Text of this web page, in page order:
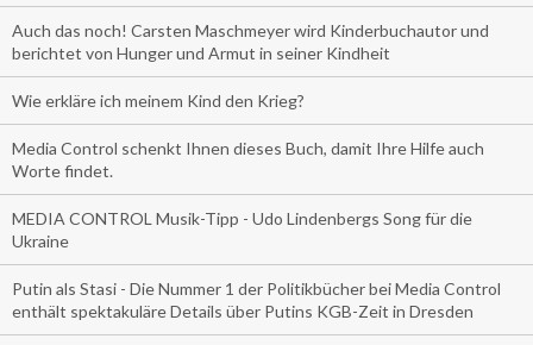
Auch das noch! Carsten Maschmeyer wird Kinderbuchautor und
berichtet von Hunger und Armut in seiner Kindheit
Wie erkläre ich meinem Kind den Krieg?
Media Control schenkt Ihnen dieses Buch, damit Ihre Hilfe auch
Worte findet.
MEDIA CONTROL Musik-Tipp - Udo Lindenbergs Song für die
Ukraine
Putin als Stasi - Die Nummer 1 der Politikbücher bei Media Control
enthält spektakuläre Details über Putins KGB-Zeit in Dresden